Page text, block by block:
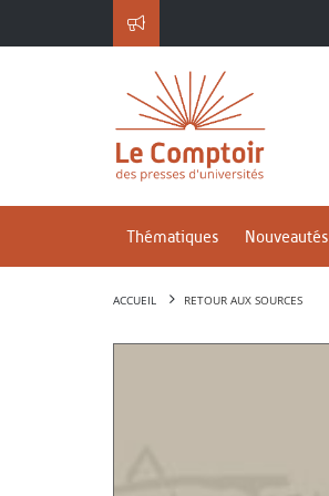
Thématiques Nouveautés
ACCUEIL RETOUR AUX SOURCES